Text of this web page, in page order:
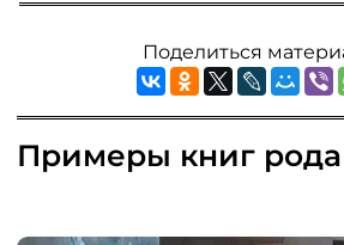
Поделиться
Примеры книг рода